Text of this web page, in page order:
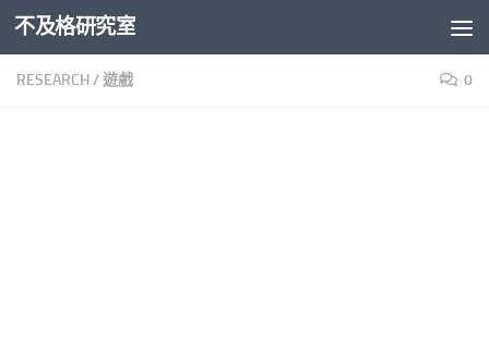
Skip to content
不及格研究室
RESEARCH/遊戲 0